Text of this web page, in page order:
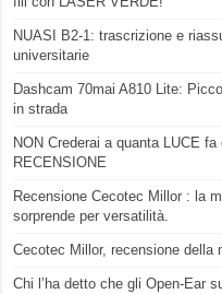
NUASI B2-1: trascrizione e
universitarie
Dashcam 70mai A810 Lite:
in strada
NON Crederai a quanta LUCE
RECENSIONE
Recensione Cecotec Millor : la
sorprende per versatilità.
Cecotec Millor, recensione della
Chi l’ha detto che gli Open-Ear